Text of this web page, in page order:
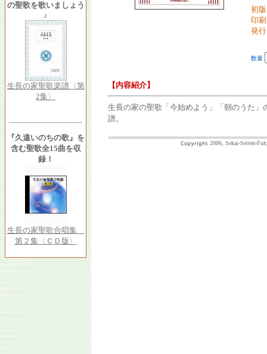
の聖歌を歌いましょう
♪
生長の家聖歌楽譜〈第
2集〉
『久遠いのちの歌』を
含む聖歌全15曲を収
録！
生長の家聖歌合唱集
第２集〈ＣＤ版〉
初
印
発
数量
【内容紹介】
生長の家の聖歌「今始めよう」「朝のうた
譜。
2006, Sekai-Seiten-